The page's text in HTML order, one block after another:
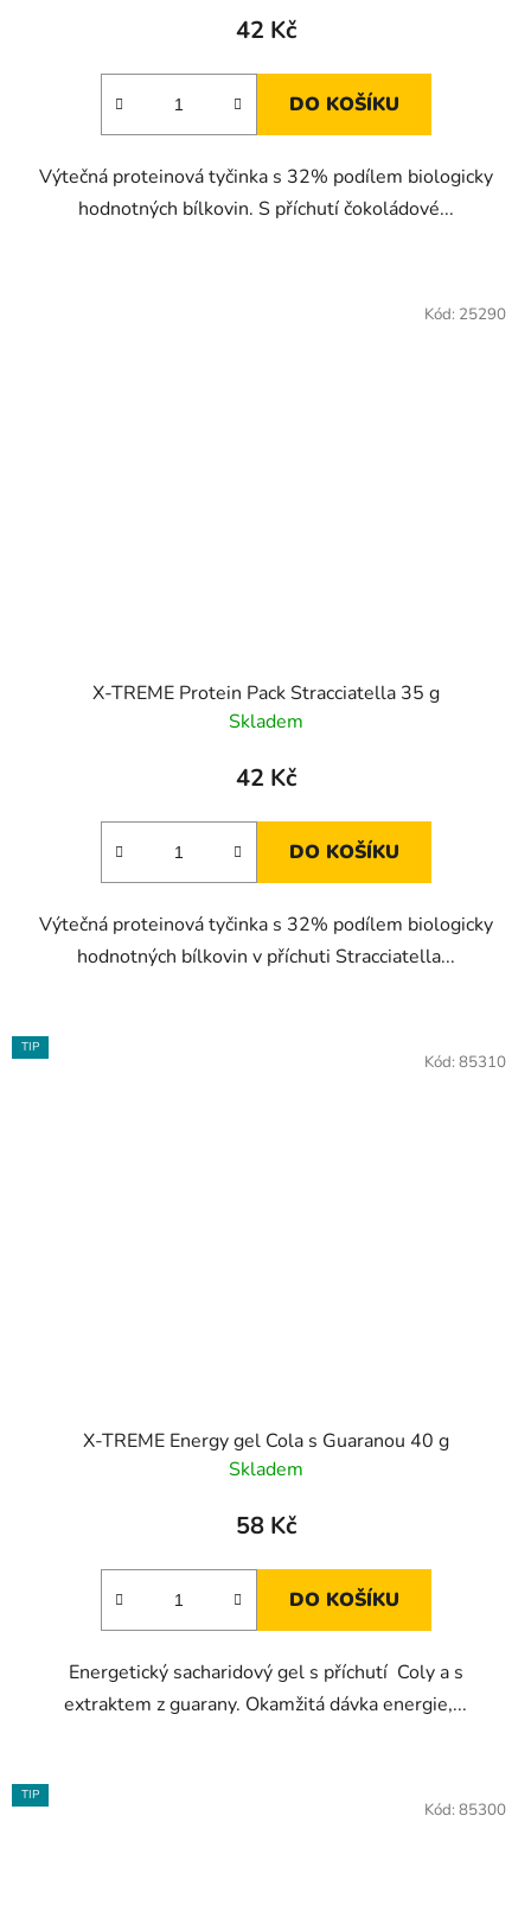
42 Kč
DO KOŠÍKU
Výtečná proteinová tyčinka s 32% podílem biologicky
hodnotných bílkovin. S příchutí čokoládové...
X-TREME Protein Pack Stracciatella 35 g
Skladem
42 Kč
DO KOŠÍKU
Výtečná proteinová tyčinka s 32% podílem biologicky
hodnotných bílkovin v příchuti Stracciatella...
Kód: 25290
TIP
X-TREME Energy gel Cola s Guaranou 40 g
Skladem
58 Kč
DO KOŠÍKU
Energetický sacharidový gel s příchutí Coly a s
extraktem z guarany. Okamžitá dávka energie,...
Kód: 85310
TIP
Kód: 85300